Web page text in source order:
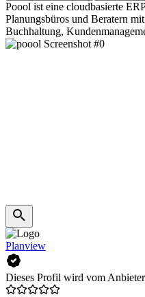
Poool ist eine cloudbasierte
Planungsbüros und Beratern
Buchhaltung,
Planview
Dieses Profil wird vom